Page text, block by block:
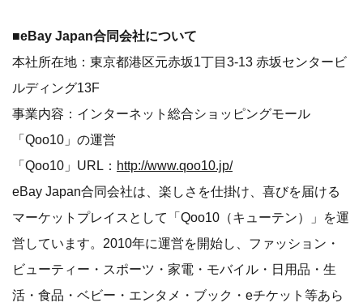
■eBay Japan合同会社について
本社所在地：東京都港区元赤坂1丁目3-13 赤坂センタービ
ルディング13F
事業内容：インターネット総合ショッピングモール
「Qoo10」の運営
「Qoo10」URL： http://www.qoo10.jp/
eBay Japan合同会社は、楽しさを仕掛け、喜びを届ける
マーケットプレイスとして「Qoo10（キューテン）」を運
営しています。2010年に運営を開始し、ファッション・
ビューティー・スポーツ・家電・モバイル・日用品・生
活・食品・ベビー・エンタメ・ブック・eチケット等あら